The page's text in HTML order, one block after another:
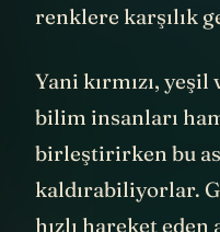
görüntüyü
Yani kırmızı, yeşil
bilim insanları
birleştirirken bu
kaldırabiliyorlar.